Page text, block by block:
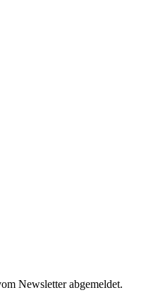
Newsletter abgemeldet.